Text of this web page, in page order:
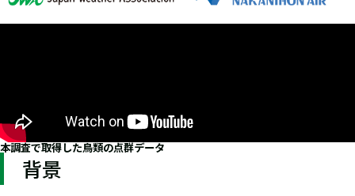
本調査で取得した鳥類の点群データ
背景